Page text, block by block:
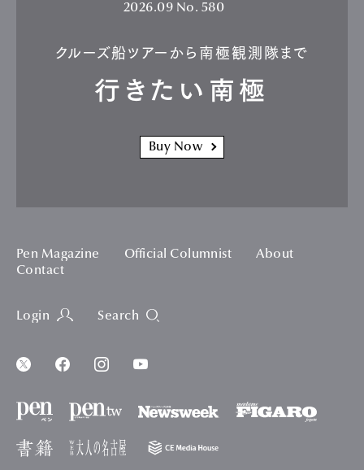
2026.09 No. 580
クルーズ船ツアーから南極観測隊まで
行きたい南極
Buy Now
Pen Magazine Official Columnist
About
Contact
Login Search